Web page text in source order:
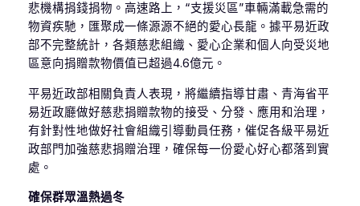
悲機構捐錢捐物。高速路上，“支援災區”車輛滿載急需的
物資疾馳，匯聚成一條源源不絕的愛心長龍。據平易近政
部不完整統計，各類慈悲組織、愛心企業和個人向受災地
區意向捐贈款物價值已超過4.6億元。
平易近政部相關負責人表現，將繼續指導甘肅、青海省平
易近政廳做好慈悲捐贈款物的接受、分發、應用和治理，
有針對性地做好社會組織引導動員任務，催促各級平易近
政部門加強慈悲捐贈治理，確保每一份愛心好心都落到實
處。
確保群眾溫熱過冬